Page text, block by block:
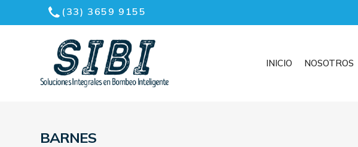
to
(33) 3659 9155
INICIO NOSOTROS
BARNES
Menu